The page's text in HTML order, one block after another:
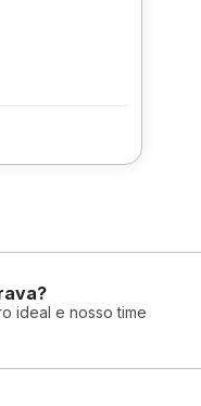
ideal e nosso time